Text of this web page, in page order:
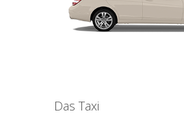
Das Taxi